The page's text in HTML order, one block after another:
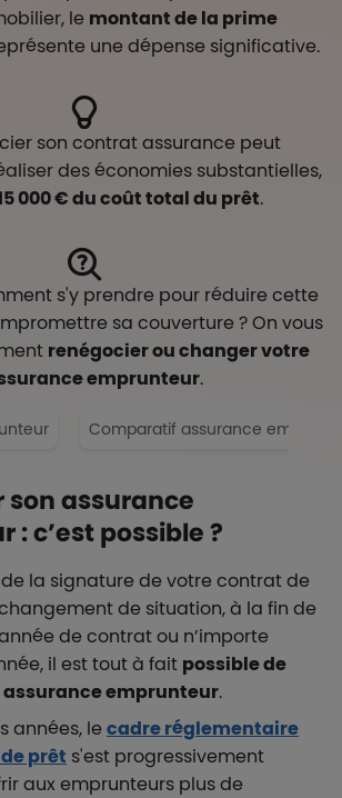
le montant de la prime
une dépense significative.
son contrat assurance peut
des économies substantielles,
000 € du coût total du prêt.
s'y prendre pour réduire cette
sa couverture ? On vous
renégocier ou changer votre
emprunteur.
Comparatif assurance
son assurance
: c’est possible ?
la signature de votre contrat de
de situation, à la fin de
de contrat ou n’importe
il est tout à fait possible de
assurance emprunteur.
années, lecadre réglementaire
prêt s'est progressivement
aux emprunteurs plus de